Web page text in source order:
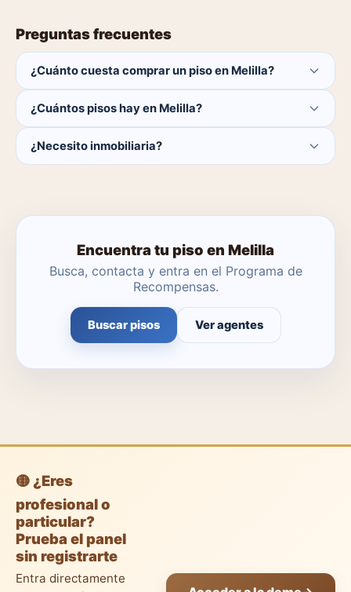
Preguntas frecuentes
¿Cuánto cuesta comprar un piso en Melilla?
¿Cuántos pisos hay en Melilla?
catálogo se actualiza a diario.
¿Necesito inmobiliaria?
Encuentra tu piso en Melilla
Busca, contacta y entra en el Programa de
Recompensas.
Buscar pisos Ver agentes
🟡 ¿Eres
profesional o
particular?
Prueba el panel
sin registrarte
Entra directamente